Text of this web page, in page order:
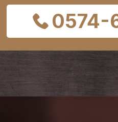
のご案内やご質問に対する
資料のご送付に利用いたし
個人情報の第三者への開
お客さまよりお預かりした
次のいずれかに該当する場
0574-